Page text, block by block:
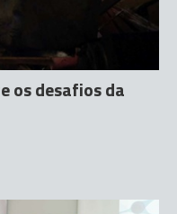
os desafios da